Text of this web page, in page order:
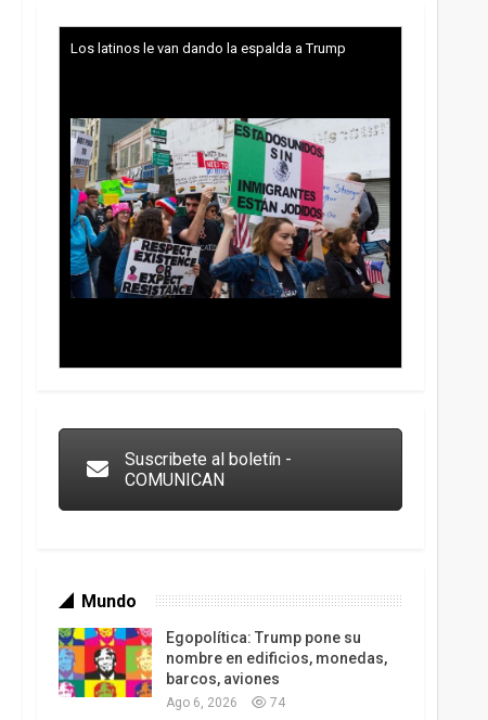
Los latinos le van dando la espalda a Trump
Suscribete al boletín -
COMUNICAN
Mundo
Egopolítica: Trump pone su
nombre en edificios, monedas,
barcos, aviones
Ago 6, 2026 74